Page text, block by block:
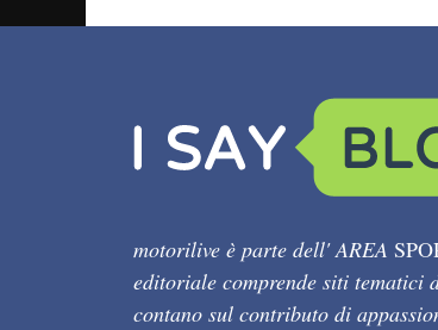
motorilive è parte dell' AREA
editoriale comprende siti tematici
contano sul contributo di